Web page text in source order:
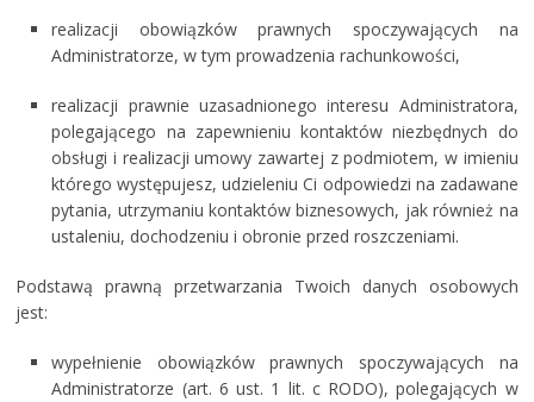
realizacji obowiązków prawnych spoczywających na
Administratorze, w tym prowadzenia rachunkowości,
realizacji prawnie uzasadnionego interesu Administratora,
polegającego na zapewnieniu kontaktów niezbędnych do
obsługi i realizacji umowy zawartej z podmiotem, w imieniu
którego występujesz, udzieleniu Ci odpowiedzi na zadawane
pytania, utrzymaniu kontaktów biznesowych, jak również na
ustaleniu, dochodzeniu i obronie przed roszczeniami.
Podstawą prawną przetwarzania Twoich danych osobowych
jest:
wypełnienie obowiązków prawnych spoczywających na
Administratorze (art. 6 ust. 1 lit. c RODO), polegających w